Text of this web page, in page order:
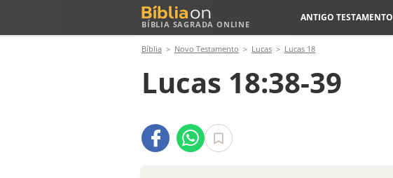
BÍBLIA SAGRADA ONLINE
ANTIGO TESTAMENTO
Bíblia Novo Testamento Lucas Lucas 18
Lucas 18:38-39